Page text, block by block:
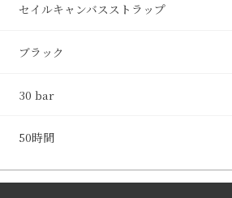
セイルキャンバスストラップ
ブラック
30 bar
50時間